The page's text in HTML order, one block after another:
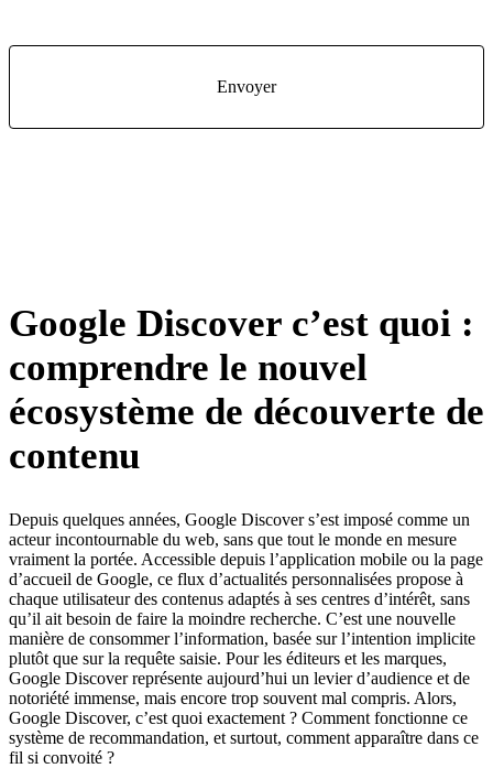
Google Discover c’est quoi :
comprendre le nouvel
écosystème de découverte de
contenu
Depuis quelques années, Google Discover s’est imposé comme un
acteur incontournable du web, sans que tout le monde en mesure
vraiment la portée. Accessible depuis l’application mobile ou la page
d’accueil de Google, ce flux d’actualités personnalisées propose à
chaque utilisateur des contenus adaptés à ses centres d’intérêt, sans
qu’il ait besoin de faire la moindre recherche. C’est une nouvelle
manière de consommer l’information, basée sur l’intention implicite
plutôt que sur la requête saisie. Pour les éditeurs et les marques,
Google Discover représente aujourd’hui un levier d’audience et de
notoriété immense, mais encore trop souvent mal compris. Alors,
Google Discover, c’est quoi exactement ? Comment fonctionne ce
système de recommandation, et surtout, comment apparaître dans ce
fil si convoité ?